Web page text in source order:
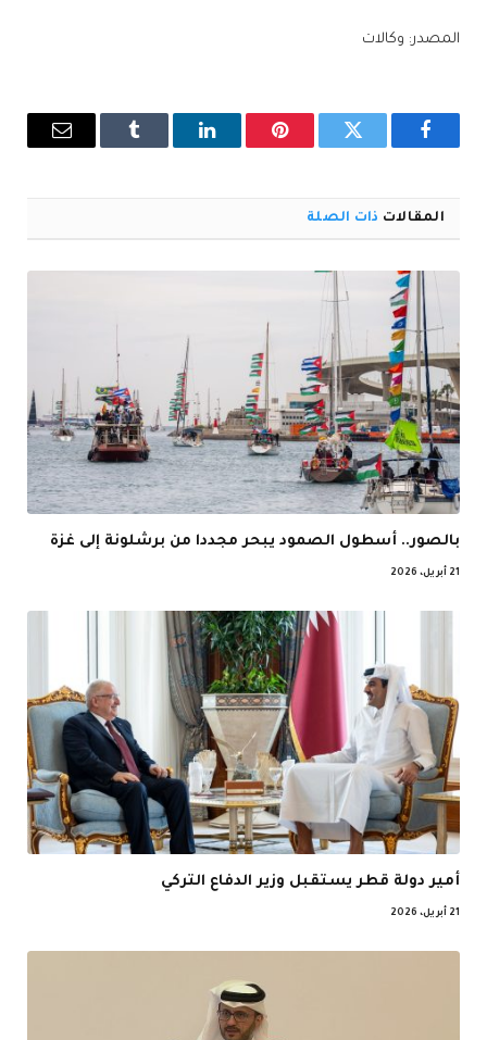
المصدر: وكالات
فيسبوك تويتر بينتيريستلينكدإن Tumblr
البريد
المقالات ذات الصلة
بالصور.. أسطول الصمود يبحر مجددا من برشلونة إلى غزة
21 أبريل، 2026
أمير دولة قطر يستقبل وزير الدفاع التركي
21 أبريل، 2026